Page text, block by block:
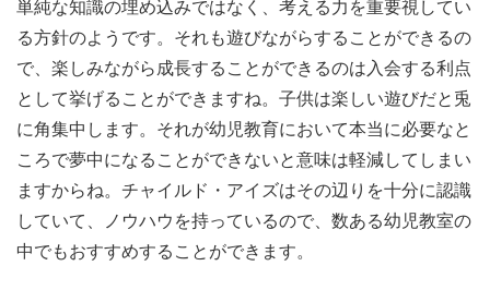
単純な知識の埋め込みではなく、考える力を重要視してい
る方針のようです。それも遊びながらすることができるの
で、楽しみながら成長することができるのは入会する利点
として挙げることができますね。子供は楽しい遊びだと兎
に角集中します。それが幼児教育において本当に必要なと
ころで夢中になることができないと意味は軽減してしまい
ますからね。チャイルド・アイズはその辺りを十分に認識
していて、ノウハウを持っているので、数ある幼児教室の
中でもおすすめすることができます。